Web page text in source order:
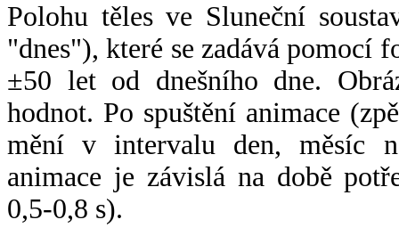
Polohu těles ve Sluneční
"dnes"), které se zadává pomocí
±50 let od dnešního dne.
hodnot. Po spuštění animace
mění v intervalu den, měsíc
animace je závislá na době
0,5-0,8 s).